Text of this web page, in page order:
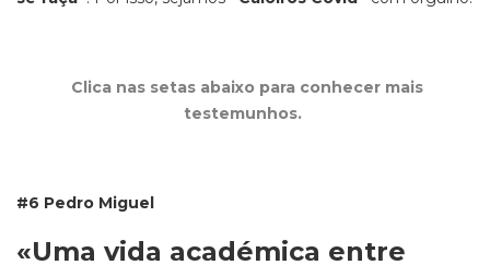
Clica nas setas abaixo para conhecer mais
testemunhos.
#6 Pedro Miguel
«Uma vida académica entre